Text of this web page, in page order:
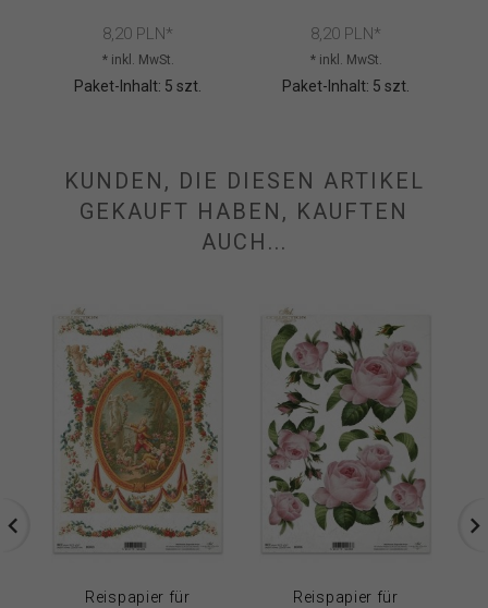
8, 20 PLN*
* inkl. MwSt.
Paket-Inhalt: 5 szt.
8, 20 PLN*
* inkl. MwSt.
Paket-Inhalt: 5 szt.
KUNDEN, DIE DIESEN ARTIKEL
GEKAUFT HABEN, KAUFTEN
AUCH...
Reispapier für
Reispapier für